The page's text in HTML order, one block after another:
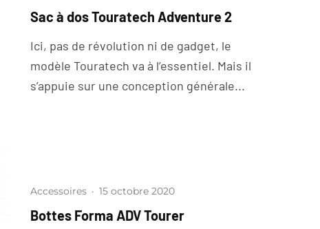
Sac à dos Touratech Adventure 2
Ici, pas de révolution ni de gadget, le
modèle Touratech va à l’essentiel. Mais il
s’appuie sur une conception générale...
Accessoires · 15 octobre 2020
Bottes Forma ADV Tourer